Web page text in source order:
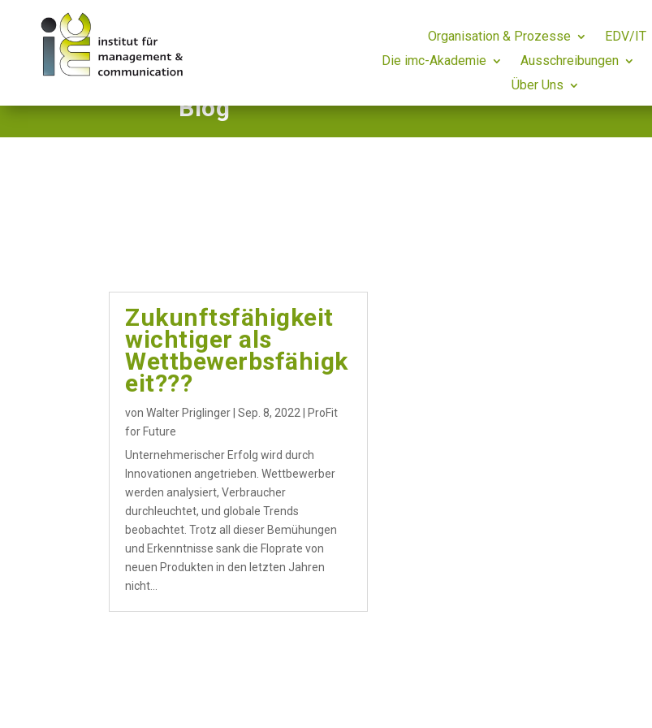
Organisation & Prozesse
EDV/IT
Die imc-Akademie
Ausschreibungen
Über Uns
Blog
Zukunftsfähigkeit
wichtiger als
Wettbewerbsfähigk
eit???
vonWalter Priglinger |Sep. 8, 2022
ProFit
for Future
Unternehmerischer Erfolg wird durch
Innovationen angetrieben. Wettbewerber
werden analysiert, Verbraucher
durchleuchtet, und globale Trends
beobachtet. Trotz all dieser Bemühungen
und Erkenntnisse sank die Floprate von
neuen Produkten in den letzten Jahren
nicht...